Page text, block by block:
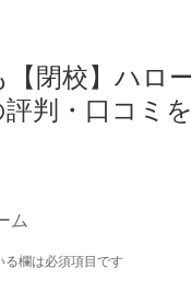
【閉校】ハロ
判・口コミ
ム
る欄は必須項目です